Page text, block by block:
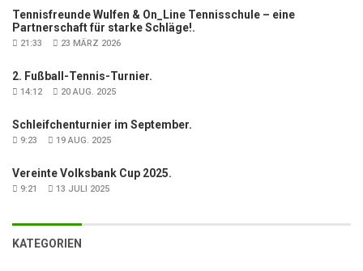
Tennisfreunde Wulfen & On_Line Tennisschule – eine
Partnerschaft für starke Schläge!.
21:33 23 MÄRZ 2026
2. Fußball-Tennis-Turnier.
14:12 20 AUG. 2025
Schleifchenturnier im September.
9:23 19 AUG. 2025
Vereinte Volksbank Cup 2025.
9:21 13 JULI 2025
KATEGORIEN